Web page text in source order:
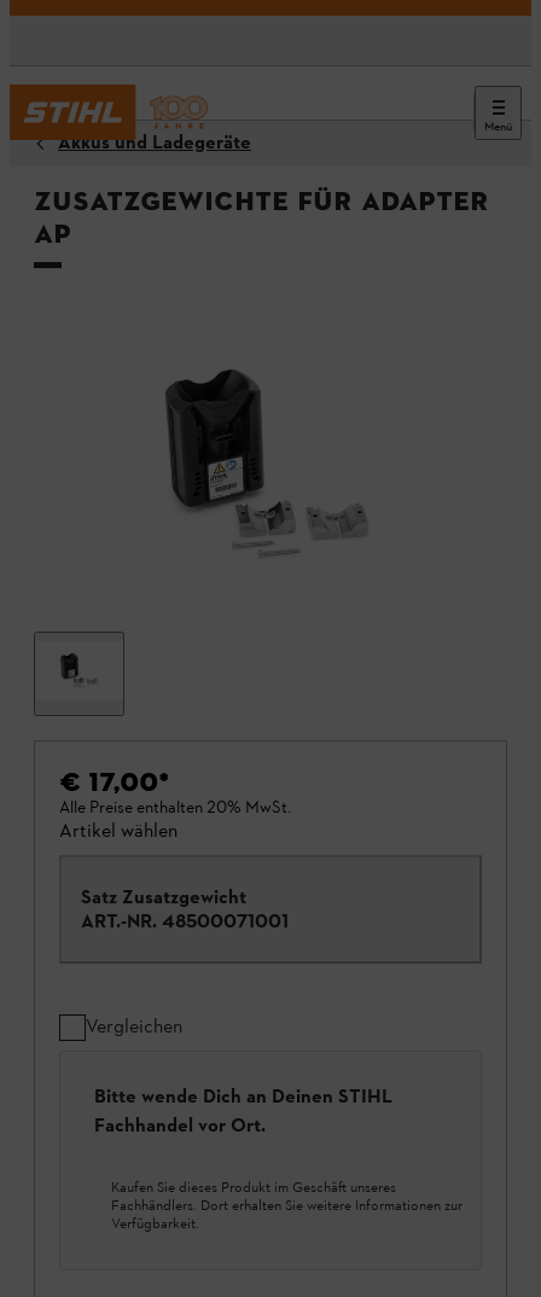
Menü
Akkus und Ladegeräte
Zusatzgewichte für Adapter
AP
€ 17,00*
Alle Preise enthalten 20% MwSt.
Artikel wählen
Satz Zusatzgewicht
ART.-NR. 48500071001
Vergleichen
Bitte wende Dich an Deinen STIHL
Fachhandel vor Ort.
Kaufen Sie dieses Produkt im Geschäft unseres
Fachhändlers. Dort erhalten Sie weitere Informationen zur
Verfügbarkeit.